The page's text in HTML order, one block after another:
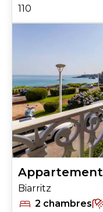
110
Appartement
Biarritz
2 chambres